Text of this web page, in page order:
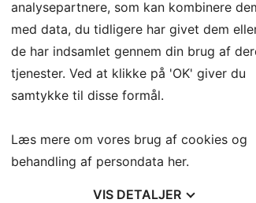
analysepartnere, som kan kombinere
med data, du tidligere har givet dem
de har indsamlet gennem din brug af
tjenester. Ved at klikke på 'OK' giver du
samtykke til disse formål.
Læs mere om vores brug af cookies og
behandling af persondata her.
VIS DETALJER